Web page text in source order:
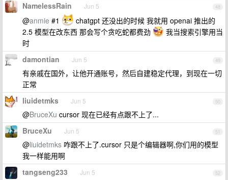
48
NamelessRain Jun 5
@anmie #1
chatgpt 还没出的时候 我就用 openai 推出的
2.5 模型在改东西 那会写个贪吃蛇都费劲
我当搜索引擎用当
时
49
damontian Jun 5
有亲戚在国外，让他开通账号，然后自建稳定代理，到现在一切
正常
50
liuidetmks Jun 5
@BruceXu cursor 现在已经有点跟不上了...
51
BruceXu Jun 5
@liuidetmks 咋跟不上了.cursor 只是个编辑器啊,你们用的模型
我一样能用啊
52
tangseng233 Jun 5